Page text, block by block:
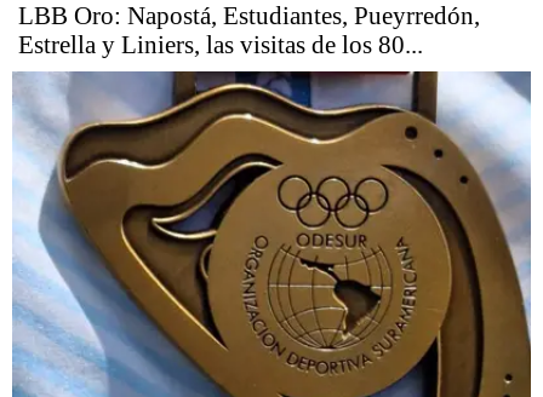
LBB Oro: Napostá, Estudiantes, Pueyrredón,
Estrella y Liniers, las visitas de los 80...